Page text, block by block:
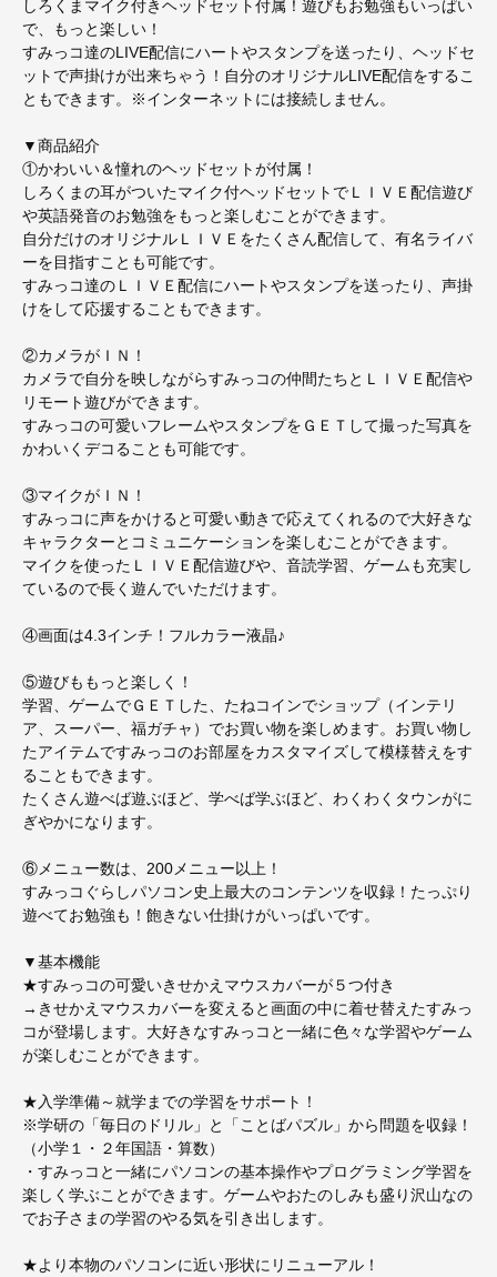
しろくまマイク付きヘッドセット付属！遊びもお勉強もいっぱい
で、もっと楽しい！
すみっコ達のLIVE配信にハートやスタンプを送ったり、ヘッドセ
ットで声掛けが出来ちゃう！自分のオリジナルLIVE配信をするこ
ともできます。※インターネットには接続しません。
▼商品紹介
①かわいい＆憧れのヘッドセットが付属！
しろくまの耳がついたマイク付ヘッドセットでＬＩＶＥ配信遊び
や英語発音のお勉強をもっと楽しむことができます。
自分だけのオリジナルＬＩＶＥをたくさん配信して、有名ライバ
ーを目指すことも可能です。
すみっコ達のＬＩＶＥ配信にハートやスタンプを送ったり、声掛
けをして応援することもできます。
②カメラがＩＮ！
カメラで自分を映しながらすみっコの仲間たちとＬＩＶＥ配信や
リモート遊びができます。
すみっコの可愛いフレームやスタンプをＧＥＴして撮った写真を
かわいくデコることも可能です。
③マイクがＩＮ！
すみっコに声をかけると可愛い動きで応えてくれるので大好きな
キャラクターとコミュニケーションを楽しむことができます。
マイクを使ったＬＩＶＥ配信遊びや、音読学習、ゲームも充実し
ているので長く遊んでいただけます。
④画面は4.3インチ！フルカラー液晶♪
⑤遊びももっと楽しく！
学習、ゲームでＧＥＴした、たねコインでショップ（インテリ
ア、スーパー、福ガチャ）でお買い物を楽しめます。お買い物し
たアイテムですみっコのお部屋をカスタマイズして模様替えをす
ることもできます。
たくさん遊べば遊ぶほど、学べば学ぶほど、わくわくタウンがに
ぎやかになります。
⑥メニュー数は、200メニュー以上！
すみっコぐらしパソコン史上最大のコンテンツを収録！たっぷり
遊べてお勉強も！飽きない仕掛けがいっぱいです。
▼基本機能
★すみっコの可愛いきせかえマウスカバーが５つ付き
→きせかえマウスカバーを変えると画面の中に着せ替えたすみっ
コが登場します。大好きなすみっコと一緒に色々な学習やゲーム
が楽しむことができます。
★入学準備～就学までの学習をサポート！
※学研の「毎日のドリル」と「ことばパズル」から問題を収録！
（小学１・２年国語・算数）
・すみっコと一緒にパソコンの基本操作やプログラミング学習を
楽しく学ぶことができます。ゲームやおたのしみも盛り沢山なの
でお子さまの学習のやる気を引き出します。
★より本物のパソコンに近い形状にリニューアル！